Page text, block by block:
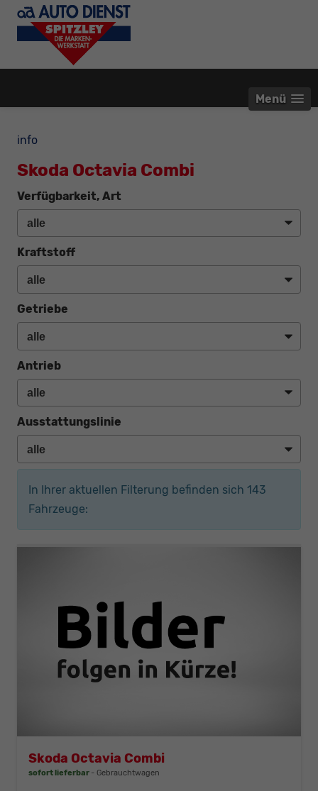
Menü
info
Skoda Octavia Combi
Verfügbarkeit, Art
Kraftstoff
Getriebe
Antrieb
Ausstattungslinie
In Ihrer aktuellen Filterung befinden sich 143
Fahrzeuge:
Skoda Octavia Combi
sofort lieferbar Gebrauchtwagen